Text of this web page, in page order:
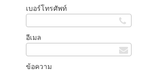
เบอร์โทรศัพท์
อีเมล
ข้อความ